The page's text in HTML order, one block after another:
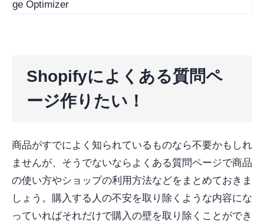
Shopifyによくある質問ペ
ージ作りたい！
商品がすでによく知られているものなら不要かもしれ
ませんが、そうでないならよくある質問ページで商品
の使い方やショップの利用方法などをまとめておきま
しょう。購入する人の不安を取り除くような内容にな
っていればそれだけで購入の壁を取り除くことができ